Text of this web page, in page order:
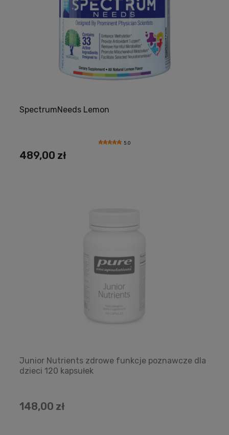
SpectrumNeeds Lemon
5.0
489,00 zł
Junior Nutrients zdrowe funkcje poznawcze dla
dzieci 120 kapsułek
148,00 zł